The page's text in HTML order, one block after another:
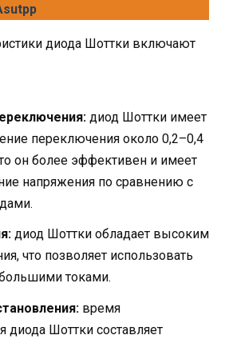
диода Шоттки включают
диод Шоттки имеет
переключения около 0,2–0,4
он более эффективен и имеет
напряжения по сравнению с
диод Шоттки обладает высоким
что позволяет использовать
токами.
время
диода Шоттки составляет